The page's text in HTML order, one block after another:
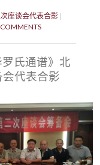
座谈会代表合影
氏通谱》北
代表合影